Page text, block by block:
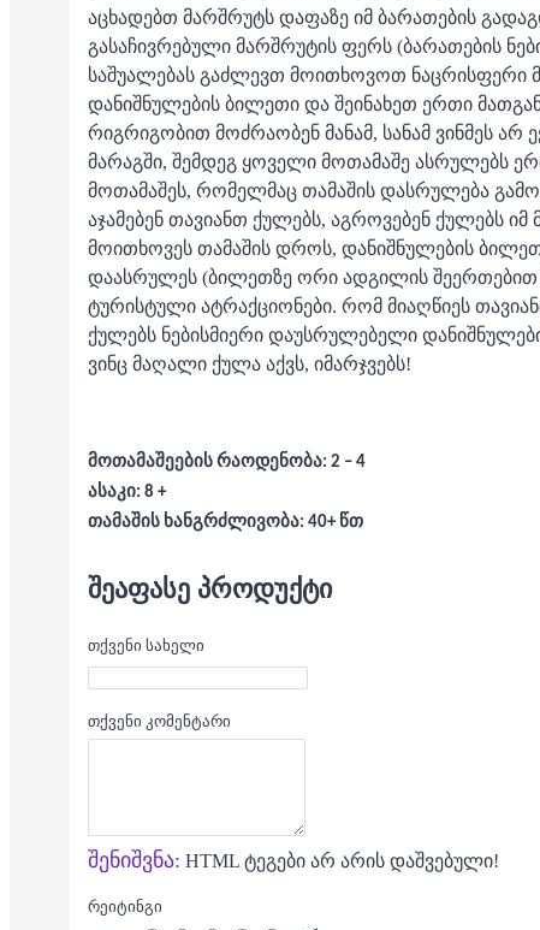
აცხადებთ მარშრუტს დაფაზე იმ ბარათების
გასაჩივრებული მარშრუტის ფერს (ბარათების
საშუალებას გაძლევთ მოითხოვოთ ნაცრისფერი
დანიშნულების ბილეთი და შეინახეთ ერთი
რიგრიგობით მოძრაობენ მანამ, სანამ ვინმეს არ
მარაგში, შემდეგ ყოველი მოთამაშე ასრულებს
მოთამაშეს, რომელმაც თამაშის დასრულება
აჯამებენ თავიანთ ქულებს, აგროვებენ ქულებს
მოითხოვეს თამაშის დროს, დანიშნულების
დაასრულეს (ბილეთზე ორი ადგილის შეერთებით
ტურისტული ატრაქციონები. რომ მიაღწიეს
ქულებს ნებისმიერი დაუსრულებელი
ვინც მაღალი ქულა აქვს, იმარჯვებს!
მოთამაშეების რაოდენობა: 2 – 4
ასაკი: 8 +
თამაშის ხანგრძლივობა: 40+ წთ
ᲨᲔᲐᲤᲐᲡᲔ ᲞᲠᲝᲓᲣᲥᲢᲘ
თქვენი სახელი
თქვენი კომენტარი
შენიშვნა: HTML ტეგები არ არის დაშვებული!
რეიტინგი